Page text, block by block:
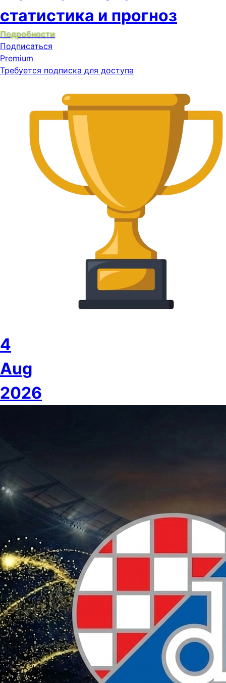
статистика и прогноз
Подробности
Подписаться
Premium
Требуется подписка для доступа
4
Aug
2026